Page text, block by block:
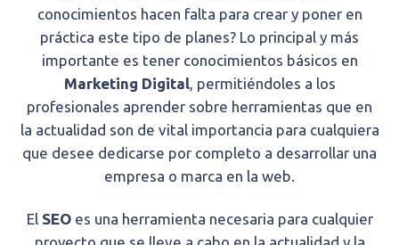
conocimientos hacen falta para crear y poner en
práctica este tipo de planes? Lo principal y más
importante es tener conocimientos básicos en
Marketing Digital, permitiéndoles a los
profesionales aprender sobre herramientas que en
la actualidad son de vital importancia para cualquiera
que desee dedicarse por completo a desarrollar una
empresa o marca en la web.
El SEOes una herramienta necesaria para cualquier